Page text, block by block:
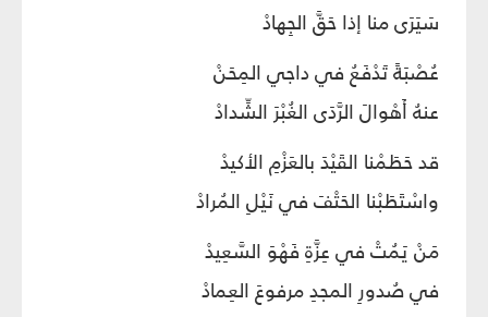
سَيَرَى منا إذا حَقَّ الجِهادْ
عُصْبَةً تَدْفَعُ في داجي المِحَنْ
عنهُ أَهْوالَ الرَّدَى الغُبْرَ الشِّدادْ
قد حَطَمْنا القَيْدَ بالعَزْمِ الأكيدْ
واسْتَطَبْنا الحَتْفَ في نَيْلِ المُرادْ
مَنْ يَمُتْ في عِزَّةِ فَهْوَ السَّعِيدْ
في صُدورِ المجدِ مرفوعَ العِمادْ